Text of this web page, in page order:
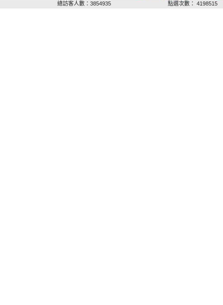
總訪客人數：3854935
點選次數： 4198515